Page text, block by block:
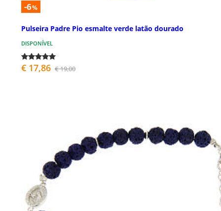
-6%
Pulseira Padre Pio esmalte verde latão dourado
DISPONÍVEL
€ 17,86 € 19,00